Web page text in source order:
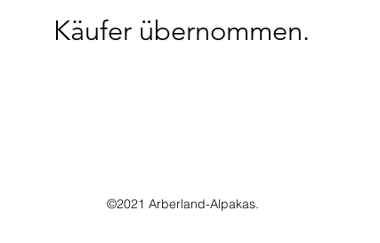
Käufer übernommen.
©2021 Arberland-Alpakas.